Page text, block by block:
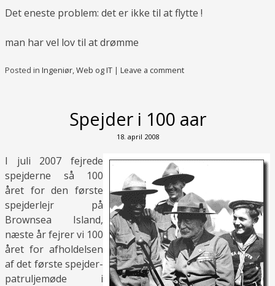
Det eneste problem: det er ikke til at flytte !
man har vel lov til at drømme
Posted in Ingeniør,Web og IT | Leave a comment
Spejder i 100 aar
18. april 2008
I juli 2007 fejrede
spejderne så 100
året for den første
spejderlejr på
Brownsea Island,
næste år fejrer vi 100
året for afholdelsen
af det første spejder-
patruljemøde i